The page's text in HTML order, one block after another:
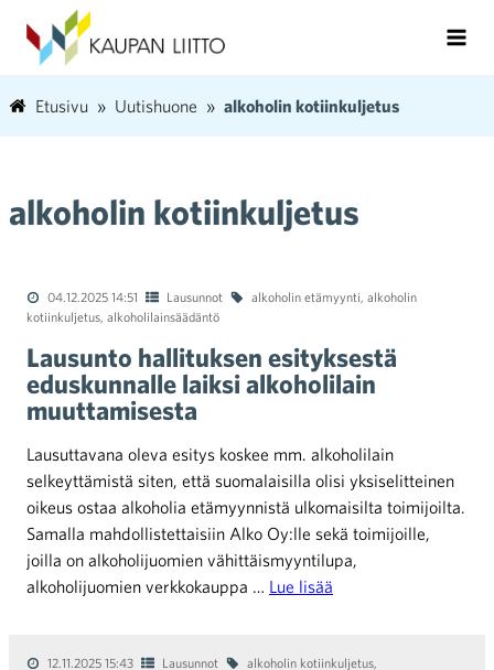
Etusivu Uutishuone alkoholin kotiinkuljetus
alkoholin kotiinkuljetus
04.12.2025 14:51 Lausunnot alkoholin etämyynti, alkoholin
kotiinkuljetus, alkoholilainsäädäntö
Lausunto hallituksen esityksestä
eduskunnalle laiksi alkoholilain
muuttamisesta
Lausuttavana oleva esitys koskee mm. alkoholilain
selkeyttämistä siten, että suomalaisilla olisi yksiselitteinen
oikeus ostaa alkoholia etämyynnistä ulkomaisilta toimijoilta.
Samalla mahdollistettaisiin Alko Oy:lle sekä toimijoille,
joilla on alkoholijuomien vähittäismyyntilupa,
alkoholijuomien verkkokauppa … Lue lisää
12.11.2025 15:43 Lausunnot alkoholin kotiinkuljetus,